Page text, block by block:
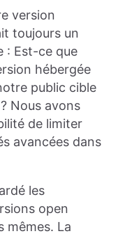
version
toujours un
: Est-ce que
hébergée
public cible
Nous avons
de limiter
avancées dans
les
open
mêmes. La